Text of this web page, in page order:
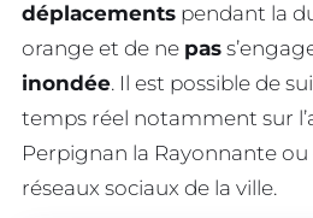
déplacements pendant la
orange et de ne pas
inondée. Il est possible de
temps réel notamment sur
Perpignan la Rayonnante ou
réseaux sociaux de la ville.